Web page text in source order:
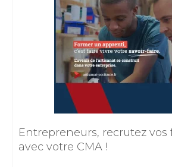
Entrepreneurs, recrutez
avec votre CMA !